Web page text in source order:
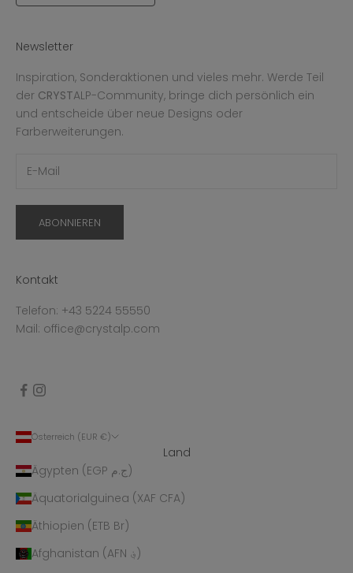
Newsletter
Inspiration, Sonderaktionen und vieles mehr. Werde Teil
der CRYSTALP-Community, bringe dich persönlich ein
und entscheide über neue Designs oder
Farberweiterungen.
ABONNIEREN
Kontakt
Telefon: +43 5224 55550
Mail: office@crystalp.com
Österreich (EUR €)
Land
Ägypten (EGP ج.م)
Äquatorialguinea (XAF CFA)
Äthiopien (ETB Br)
Afghanistan (AFN ؋)